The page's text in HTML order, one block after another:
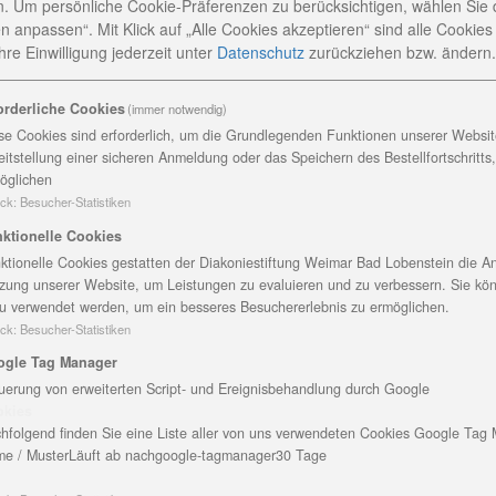
feiert 10-jähriges Bestehen
der krönende Abschluss der Festwoche zum 10-
Förderzentrums in der Weimarer Schubertstraße 1b.
und Schüler mit ihren Lehrern, Sonderpädagogischen
St. Peter & Paul.
Henrich Herbst und Pfarrer Axel
begrüßt. Die beiden hielten einen festlichen
den gesamten Gottesdienst mit tollen Liedern
2006 Leiterin der Schule, ihren Rückblick genannt:
Bildbare ist eine Schule für geistig behinderte
Schulteile Apolda, Egendorf und Weimar erfolgt.
der Gesellschaft Diakonisches Zentrum
Um persönliche Cookie-Präferenzen zu berücksichtigen, wählen Sie
anpassen“. Mit Klick auf „Alle Cookies akzeptieren“ sind alle
Einwilligung jederzeit unter Datenschutz zurückziehen bzw. ändern.
Cookies(immer notwendig)
Cookies sind erforderlich, um die Grundlegenden Funktionen unserer
einer sicheren Anmeldung oder das Speichern des
: Besucher-Statistiken
Cookies
Cookies gestatten der Diakoniestiftung Weimar Bad Lobenstein die
unserer Website, um Leistungen zu evaluieren und zu verbessern. Sie
verwendet werden, um ein besseres Besuchererlebnis zu ermöglichen.
: Besucher-Statistiken
Tag Manager
von erweiterten Script- und Ereignisbehandlung durch Google
finden Sie eine Liste aller von uns verwendeten Cookies Google Tag
/ MusterLäuft ab nachgoogle-tagmanager30 Tage